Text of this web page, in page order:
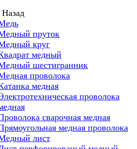
Назад
пруток
круг
медный
шестигранник
проволока
медная
проволока
сварочная медная
медная проволока
лист